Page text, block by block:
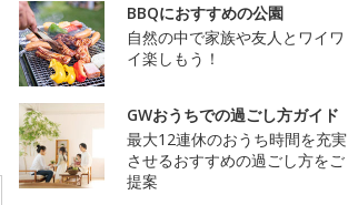
BBQにおすすめの公園
自然の中で家族や友人とワイワ
イ楽しもう！
GWおうちでの過ごし方ガイド
最大12連休のおうち時間を充実
させるおすすめの過ごし方をご
提案